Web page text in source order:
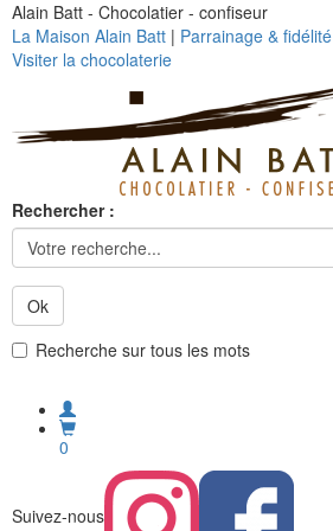
Alain Batt - Chocolatier - confiseur
La Maison Alain Batt | Parrainage & fidélité
Visiter la chocolaterie
Rechercher :
Ok
Recherche sur tous les mots
0
Suivez-nous